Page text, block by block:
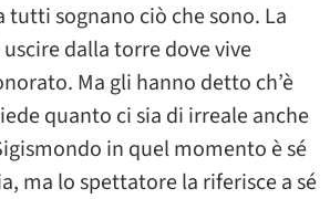
sognano ciò che sono. La
dalla torre dove vive
Ma gli hanno detto ch’è
quanto ci sia di irreale anche
in quel momento è sé
ma lo spettatore la riferisce a sé